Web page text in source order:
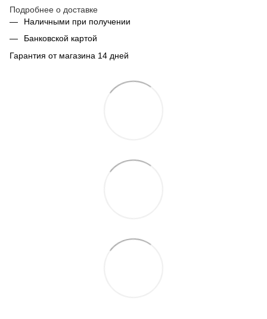
Подробнее о доставке
Наличными при получении
Банковской картой
Гарантия от магазина 14 дней